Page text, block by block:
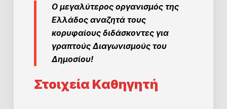
Ο μεγαλύτερος οργανισμός της
Ελλάδος αναζητά τους
κορυφαίους διδάσκοντες για
γραπτούς Διαγωνισμούς του
Δημοσίου!
Στοιχεία Καθηγητή